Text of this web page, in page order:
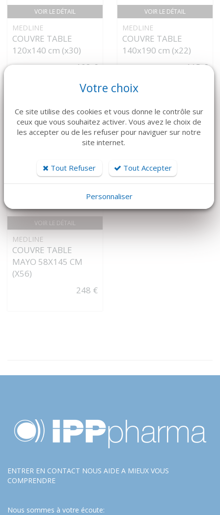
VOIR LE DÉTAIL
MEDLINE
COUVRE TABLE
120x140 cm (x30)
108 €
VOIR LE DÉTAIL
MEDLINE
COUVRE TABLE
140x190 cm (x22)
115 €
VOIR LE DÉTAIL
4.43€TTC/PC PAR 56
MEDLINE
COUVRE TABLE
MAYO 58X145 CM
(X56)
248 €
ENTRER EN CONTACT NOUS AIDE A MIEUX VOUS
COMPRENDRE
Nous sommes à votre écoute:
Votre choix
Ce site utilise des cookies et vous donne le contrôle sur
ceux que vous souhaitez activer. Vous avez le choix de
les accepter ou de les refuser pour naviguer sur notre
site internet.
Tout Refuser Tout Accepter
Personnaliser